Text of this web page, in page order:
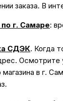
заказа. В
г. Самаре:
СДЭК. Когда
Осмотрите
магазина в г.